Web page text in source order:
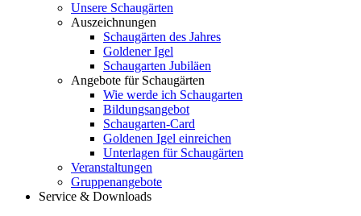
Unsere Schaugärten
Auszeichnungen
Schaugärten des Jahres
Goldener Igel
Schaugarten Jubiläen
Angebote für Schaugärten
Wie werde ich Schaugarten
Bildungsangebot
Schaugarten-Card
Goldenen Igel einreichen
Unterlagen für Schaugärten
Veranstaltungen
Gruppenangebote
Service & Downloads